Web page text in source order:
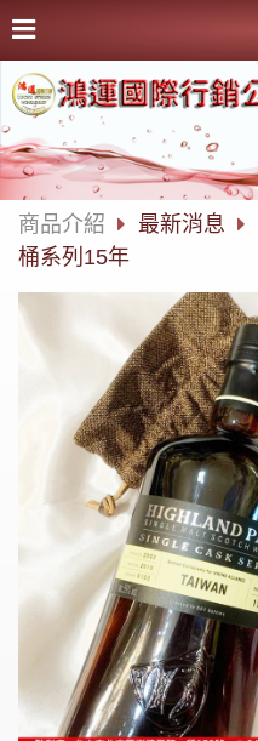
商品介紹 最新消息
桶系列15年